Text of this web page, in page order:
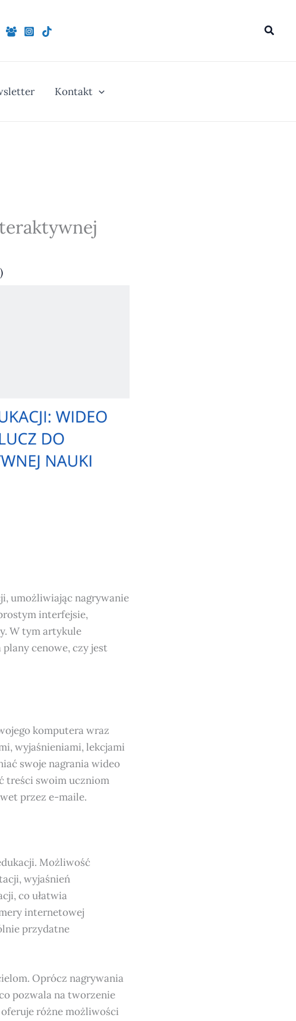
Szukaj
Kontakt
umożliwiając nagrywanie
interfejsie,
W tym artykule
plany cenowe, czy jest
komputera wraz
wyjaśnieniami, lekcjami
swoje nagrania wideo
treści swoim uczniom
przez e-maile.
Możliwość
wyjaśnień
co ułatwia
internetowej
przydatne
Oprócz nagrywania
pozwala na tworzenie
różne możliwości